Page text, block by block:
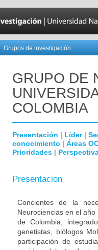
Grupos de investigación
GRUPO DE
COLOMBIA
Presentación | Líder|
conocimiento | Áreas
Prioridades |
Presentacion
Concientes de la
Neurociencias en el
de Colombia,
genetistas, biólogos
participación de